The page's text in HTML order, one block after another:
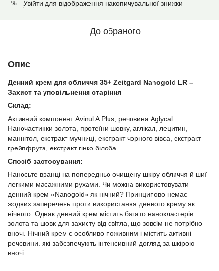
% Увійти для відображення накопичувальної знижки
До обраного
Опис
Денний крем для обличчя 35+ Zeitgard Nanogold LR –
Захист та уповільнення старіння
Склад:
Активний компонент Avinul A Plus, речовина Aglycal.
Наночастинки золота, протеїни шовку, аглікал, лецитин,
маннітол, екстракт мучниці, екстракт чорного вівса, екстракт
грейпфрута, екстракт гінко білоба.
Спосіб застосування:
Наносьте вранці на попередньо очищену шкіру обличчя й шиї
легкими масажними рухами. Чи можна використовувати
денний крем «Nanogold» як нічний? Принципово немає
жодних заперечень проти використання денного крему як
нічного. Однак денний крем містить багато нанокластерів
золота та шовк для захисту від світла, що зовсім не потрібно
вночі. Нічний крем є особливо поживним і містить активні
речовини, які забезпечують інтенсивний догляд за шкірою
вночі.